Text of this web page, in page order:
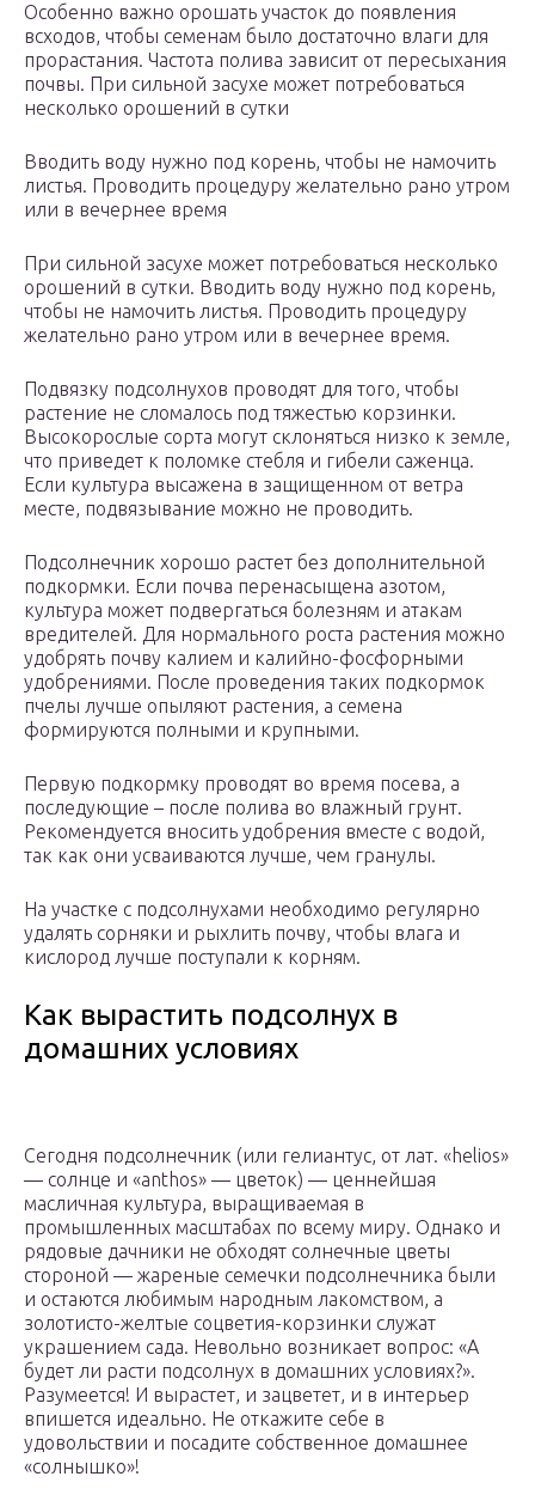
Особенно важно орошать участок до появления
всходов, чтобы семенам было достаточно влаги для
прорастания. Частота полива зависит от пересыхания
почвы. При сильной засухе может потребоваться
несколько орошений в сутки
Вводить воду нужно под корень, чтобы не намочить
листья. Проводить процедуру желательно рано утром
или в вечернее время
При сильной засухе может потребоваться несколько
орошений в сутки. Вводить воду нужно под корень,
чтобы не намочить листья. Проводить процедуру
желательно рано утром или в вечернее время.
Подвязку подсолнухов проводят для того, чтобы
растение не сломалось под тяжестью корзинки.
Высокорослые сорта могут склоняться низко к земле,
что приведет к поломке стебля и гибели саженца.
Если культура высажена в защищенном от ветра
месте, подвязывание можно не проводить.
Подсолнечник хорошо растет без дополнительной
подкормки. Если почва перенасыщена азотом,
культура может подвергаться болезням и атакам
вредителей. Для нормального роста растения можно
удобрять почву калием и калийно-фосфорными
удобрениями. После проведения таких подкормок
пчелы лучше опыляют растения, а семена
формируются полными и крупными.
Первую подкормку проводят во время посева, а
последующие – после полива во влажный грунт.
Рекомендуется вносить удобрения вместе с водой,
так как они усваиваются лучше, чем гранулы.
На участке с подсолнухами необходимо регулярно
удалять сорняки и рыхлить почву, чтобы влага и
кислород лучше поступали к корням.
Как вырастить подсолнух в
домашних условиях
Сегодня подсолнечник (или гелиантус, от лат. «helios»
— солнце и «anthos» — цветок) — ценнейшая
масличная культура, выращиваемая в
промышленных масштабах по всему миру. Однако и
рядовые дачники не обходят солнечные цветы
стороной — жареные семечки подсолнечника были
и остаются любимым народным лакомством, а
золотисто-желтые соцветия-корзинки служат
украшением сада. Невольно возникает вопрос: «А
будет ли расти подсолнух в домашних условиях?».
Разумеется! И вырастет, и зацветет, и в интерьер
впишется идеально. Не откажите себе в
удовольствии и посадите собственное домашнее
«солнышко»!